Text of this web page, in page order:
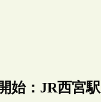
始：JR西宮駅